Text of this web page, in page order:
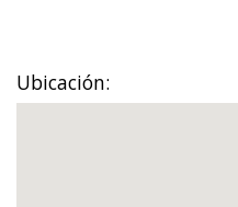
Ubicación: